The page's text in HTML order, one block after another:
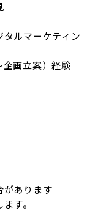
タルマーケティン
企画立案）経験
があります
す。